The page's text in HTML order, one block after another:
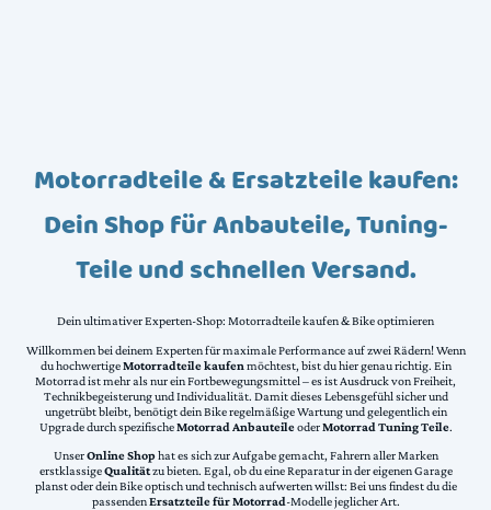
Motorradteile & Ersatzteile kaufen:
Dein Shop für Anbauteile, Tuning-
Teile und schnellen Versand.
Dein ultimativer Experten-Shop: Motorradteile kaufen & Bike optimieren
Willkommen bei deinem Experten für maximale Performance auf zwei Rädern! Wenn
du hochwertigeMotorradteile kaufen möchtest, bist du hier genau richtig. Ein
Motorrad ist mehr als nur ein Fortbewegungsmittel – es ist Ausdruck von Freiheit,
Technikbegeisterung und Individualität. Damit dieses Lebensgefühl sicher und
ungetrübt bleibt, benötigt dein Bike regelmäßige Wartung und gelegentlich ein
Upgrade durch spezifischeMotorrad AnbauteileoderMotorrad Tuning Teile.
UnserOnline Shophat es sich zur Aufgabe gemacht, Fahrern aller Marken
erstklassigeQualitätzu bieten. Egal, ob du eine Reparatur in der eigenen Garage
planst oder dein Bike optisch und technisch aufwerten willst: Bei uns findest du die
passendenErsatzteile für Motorrad-Modelle jeglicher Art.